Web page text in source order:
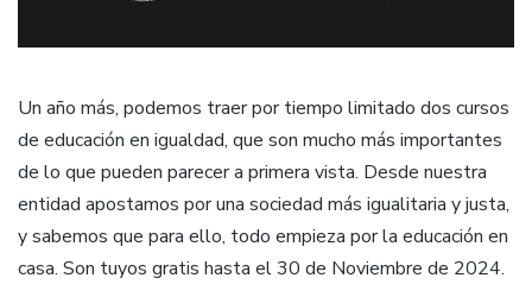
Un año más, podemos traer por tiempo limitado dos cursos
de educación en igualdad, que son mucho más importantes
de lo que pueden parecer a primera vista. Desde nuestra
entidad apostamos por una sociedad más igualitaria y justa,
y sabemos que para ello, todo empieza por la educación en
casa. Son tuyos gratis hasta el 30 de Noviembre de 2024.